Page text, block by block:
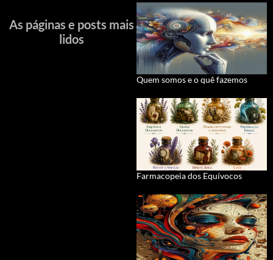
As páginas e posts mais
lidos
Quem somos e o quê fazemos
Farmacopeia dos Equívocos